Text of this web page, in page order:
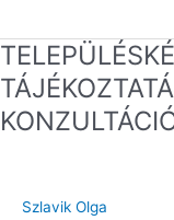
Szlavik Olga
TELEPÜLÉSKÉP-
VÉDELMI
TÁJÉKOZTATÁS
ÉS